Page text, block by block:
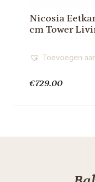
Nicosia
cm Tower
€729.00
Toevoegen